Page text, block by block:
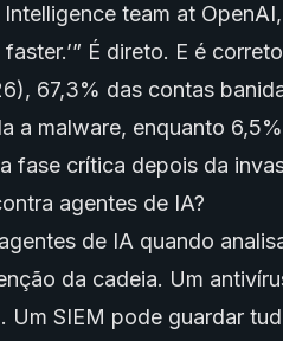
team at
É direto. E é
67,3% das contas
a malware, enquanto
fase crítica depois da
agentes de IA?
agentes de IA quando
da cadeia. Um
Um SIEM pode guardar